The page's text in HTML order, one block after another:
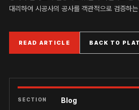
대리하여 시공사의 공사를 객관적으로 검증하
READ ARTICLE BACK TO
SECTION Blog